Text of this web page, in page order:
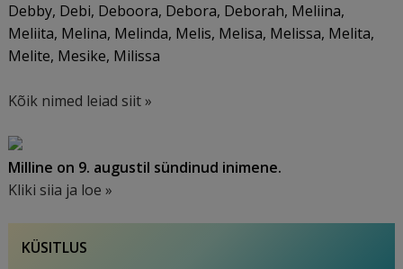
Debby, Debi, Deboora, Debora, Deborah, Meliina,
Meliita, Melina, Melinda, Melis, Melisa, Melissa, Melita,
Melite, Mesike, Milissa
Kõik nimed leiad siit »
Milline on 9. augustil sündinud inimene.
Kliki siia ja loe »
KÜSITLUS